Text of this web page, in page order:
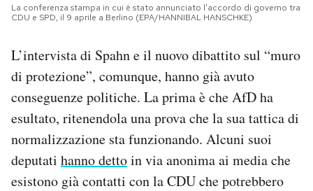
La conferenza stampa in cui è stato annunciato l’accordo di governo tra
CDU e SPD, il 9 aprile a Berlino (EPA/HANNIBAL HANSCHKE)
L’intervista di Spahn e il nuovo dibattito sul “muro
di protezione”, comunque, hanno già avuto
conseguenze politiche. La prima è che AfD ha
esultato, ritenendola una prova che la sua tattica di
normalizzazione sta funzionando. Alcuni suoi
deputati hanno dettoin via anonima ai media che
esistono già contatti con la CDU che potrebbero